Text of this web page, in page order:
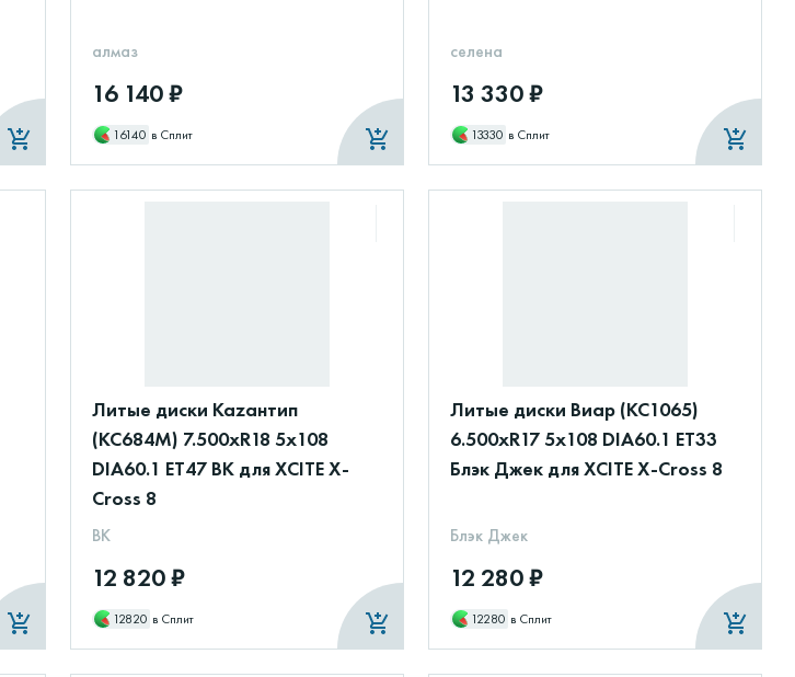
алмаз
16 140 ₽
16140 в Сплит
селена
13 330 ₽
13330 в Сплит
Литые диски Каzантип
(КС684М) 7.500xR18 5x108
DIA60.1 ET47 BK для XCITE X-
Cross 8
BK
12 820 ₽
12820 в Сплит
Литые диски Виар (КС1065)
6.500xR17 5x108 DIA60.1 ET33
Блэк Джек для XCITE X-Cross 8
Блэк Джек
12 280 ₽
12280 в Сплит